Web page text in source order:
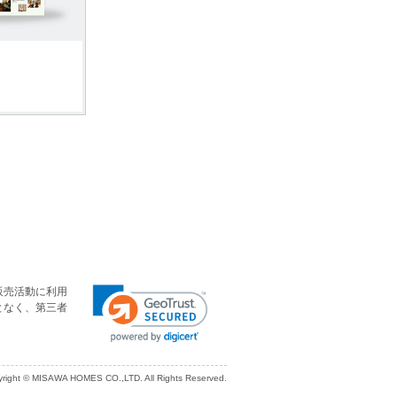
活動に利用
なく、第三者
© MISAWA HOMES CO.,LTD. All Rights Reserved.